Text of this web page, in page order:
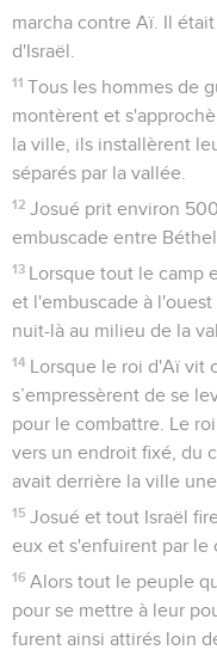
marcha contre Aï. Il
d'Israël.
11 Tous les hommes de
montèrent et
la ville, ils installèrent
séparés par la vallée.
12 Josué prit environ
embuscade entre
13 Lorsque tout le camp
et l'embuscade à
nuit-là au milieu de la
14 Lorsque le roi d'Aï vit
s’empressèrent de se
pour le combattre. Le
vers un endroit fixé, du
avait derrière la ville
15 Josué et tout Israël
eux et s'enfuirent par le
16 Alors tout le peuple
pour se mettre à leur
furent ainsi attirés loin